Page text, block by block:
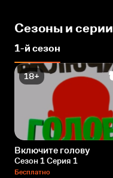
Сезоны и серии
1-й сезон
18+
Включите голову
Сезон 1 Серия 1
Бесплатно